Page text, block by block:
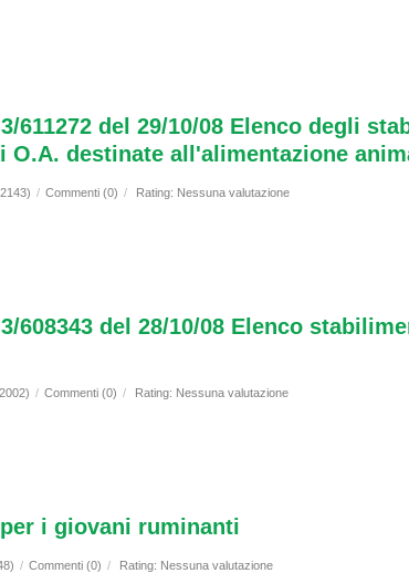
611272 del 29/10/08 Elenco degli
destinate all'alimentazione
/ Commenti (0) / Rating: Nessuna valutazione
608343 del 28/10/08 Elenco
/ Commenti (0) / Rating: Nessuna valutazione
i giovani ruminanti
/ Commenti (0) / Rating: Nessuna valutazione